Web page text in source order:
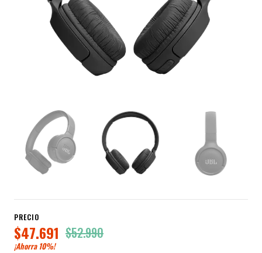
PRECIO
$47.691 $52.990
¡Ahorra 10%!